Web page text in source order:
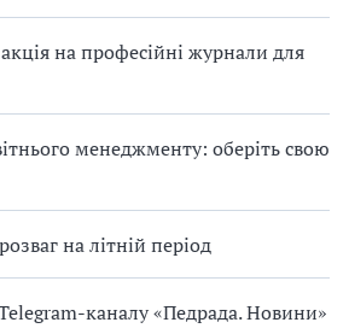
на професійні журнали для
менеджменту: оберіть свою
на літній період
каналу «Педрада. Новини»